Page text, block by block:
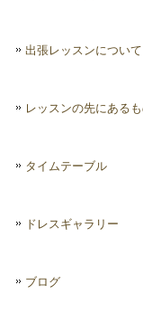
出張レッスンについて
レッスンの先にある
タイムテーブル
ドレスギャラリー
ブログ